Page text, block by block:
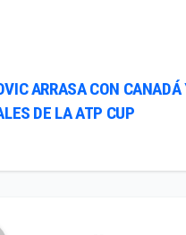
ARRASA CON CANADÁ
DE LA ATP CUP